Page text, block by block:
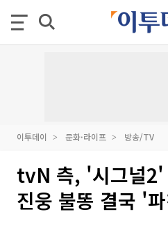
이투데이 문화·라이프 방송/TV
tvN 측, '시그널
진웅 불똥 결국 '